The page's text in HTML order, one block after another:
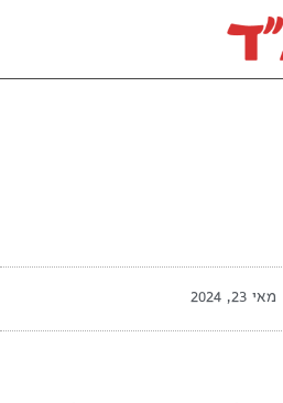
מאי 23, 2024